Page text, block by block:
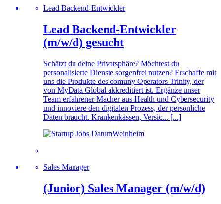
Lead Backend-Entwickler
Lead Backend-Entwickler
(m/w/d) gesucht
Schätzt du deine Privatsphäre? Möchtest du
personalisierte Dienste sorgenfrei nutzen? Erschaffe mit
uns die Produkte des comuny Operators Trinity, der
von MyData Global akkreditiert ist. Ergänze unser
Team erfahrener Macher aus Health und Cybersecurity
und innoviere den digitalen Prozess, der persönliche
Daten braucht. Krankenkassen, Versic... [...]
Weinheim
Sales Manager
(Junior) Sales Manager (m/w/d)